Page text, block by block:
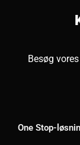
Besøg
One Stop-